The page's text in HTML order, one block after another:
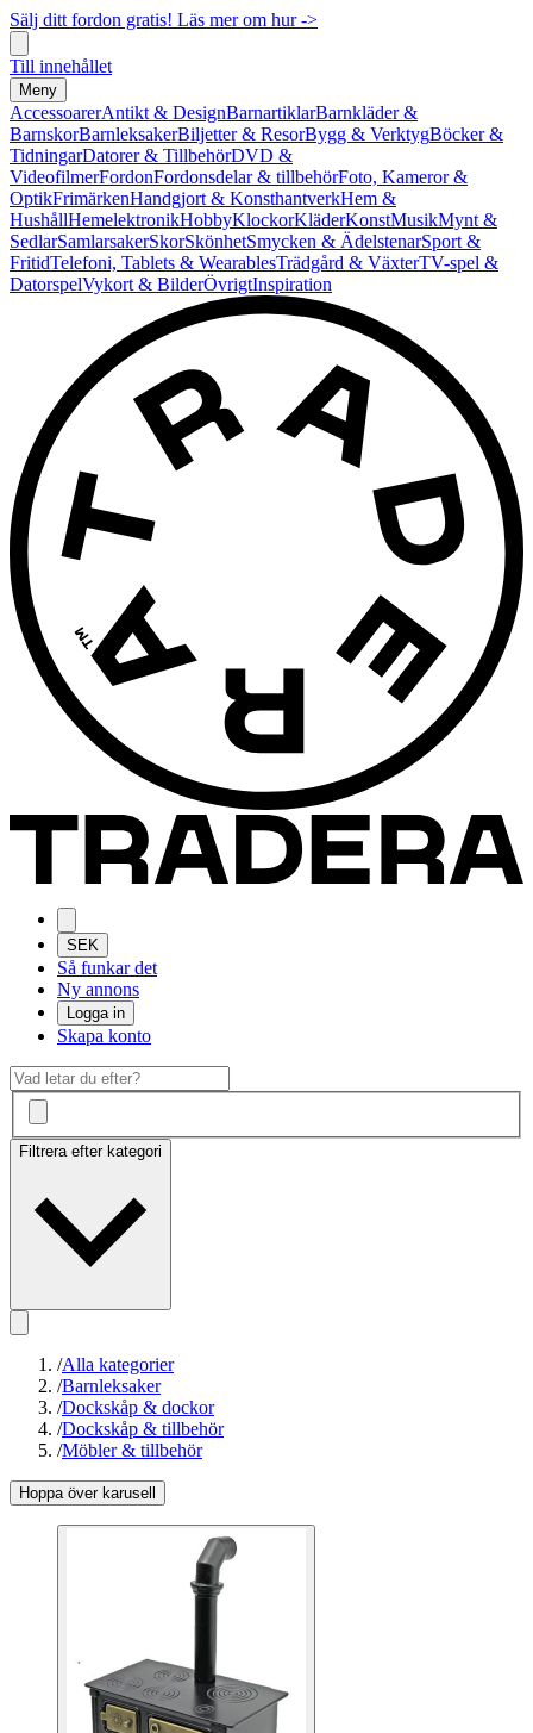
Sälj ditt fordon gratis! Läs mer om hur ->
Till innehållet
Meny
AccessoarerAntikt & DesignBarnartiklarBarnkläder &
BarnskorBarnleksakerBiljetter & ResorBygg & VerktygBöcker &
TidningarDatorer & TillbehörDVD &
VideofilmerFordonFordonsdelar & tillbehörFoto, Kameror &
OptikFrimärkenHandgjort & KonsthantverkHem &
HushållHemelektronikHobbyKlockorKläderKonstMusikMynt &
SedlarSamlarsakerSkorSkönhetSmycken & ÄdelstenarSport &
FritidTelefoni, Tablets & WearablesTrädgård & VäxterTV-spel &
DatorspelVykort & BilderÖvrigtInspiration
SEK
Så funkar det
Ny annons
Logga in
Skapa konto
Filtrera efter kategori
/Alla kategorier
/Barnleksaker
/Dockskåp & dockor
/Dockskåp & tillbehör
/Möbler & tillbehör
Hoppa över karusell